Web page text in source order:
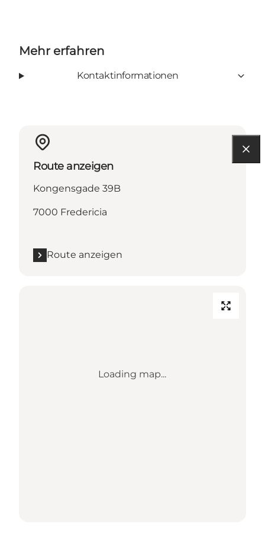
Mehr erfahren
Kontaktinformationen
Route anzeigen
Kongensgade 39B
7000 Fredericia
Route anzeigen
Loading map...